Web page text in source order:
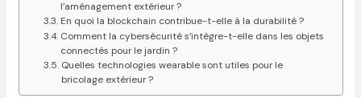
l’aménagement extérieur ?
En quoi la blockchain contribue-t-elle à la durabilité ?
Comment la cybersécurité s’intègre-t-elle dans les objets
connectés pour le jardin ?
Quelles technologies wearable sont utiles pour le
bricolage extérieur ?